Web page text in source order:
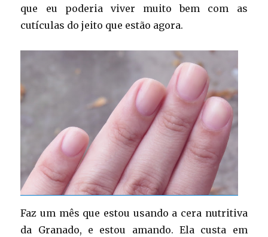
que eu poderia viver muito bem com as
cutículas do jeito que estão agora.
Faz um mês que estou usando a cera nutritiva
da Granado, e estou amando. Ela custa em